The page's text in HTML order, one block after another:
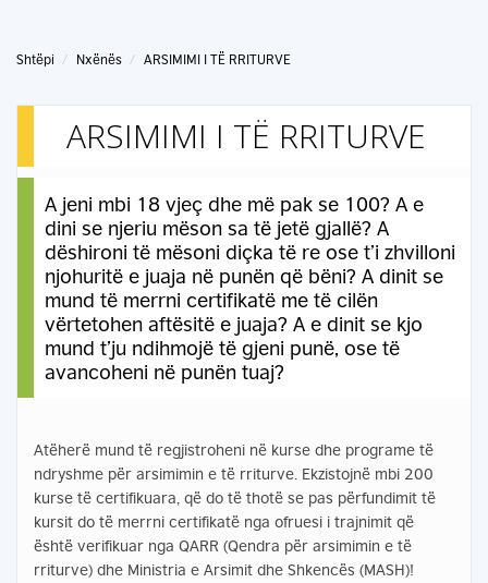
Shtëpi Nxënës ARSIMIMI I TË RRITURVE
ARSIMIMI I TË RRITURVE
A jeni mbi 18 vjeç dhe më pak se 100? A e
dini se njeriu mëson sa të jetë gjallë? A
dëshironi të mësoni diçka të re ose t’i zhvilloni
njohuritë e juaja në punën që bëni? A dinit se
mund të merrni certifikatë me të cilën
vërtetohen aftësitë e juaja? A e dinit se kjo
mund t’ju ndihmojë të gjeni punë, ose të
avancoheni në punën tuaj?
Atëherë mund të regjistroheni në kurse dhe programe të
ndryshme për arsimimin e të rriturve. Ekzistojnë mbi 200
kurse të certifikuara, që do të thotë se pas përfundimit të
kursit do të merrni certifikatë nga ofruesi i trajnimit që
është verifikuar nga QARR (Qendra për arsimimin e të
rriturve) dhe Ministria e Arsimit dhe Shkencës (MASH)!